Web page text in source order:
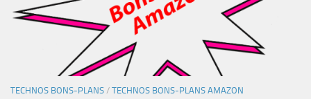
TECHNOS BONS-PLANS / TECHNOS BONS-PLANS AMAZON